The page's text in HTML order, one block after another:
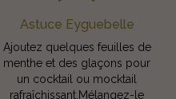
Astuce Eyguebelle
Ajoutez quelques feuilles de
menthe et des glaçons pour
un cocktail ou mocktail
rafraîchissant.Mélangez-le